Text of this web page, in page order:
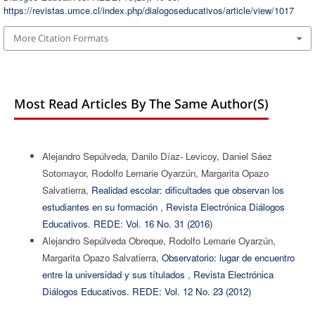
https://revistas.umce.cl/index.php/dialogoseducativos/article/view/1017
More Citation Formats
Most Read Articles By The Same Author(s)
Alejandro Sepúlveda, Danilo Dí­az- Levicoy, Daniel Sáez
Sotomayor, Rodolfo Lemarie Oyarzún, Margarita Opazo
Salvatierra, Realidad escolar: dificultades que observan los
estudiantes en su formación , Revista Electrónica Diálogos
Educativos. REDE: Vol. 16 No. 31 (2016)
Alejandro Sepúlveda Obreque, Rodolfo Lemarie Oyarzún,
Margarita Opazo Salvatierra, Observatorio: lugar de encuentro
entre la universidad y sus títulados , Revista Electrónica
Diálogos Educativos. REDE: Vol. 12 No. 23 (2012)